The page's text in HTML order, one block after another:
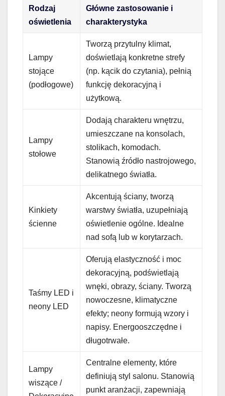
Rodzaj
oświetlenia
Główne zastosowanie i
charakterystyka
Lampy
stojące
(podłogowe)
Tworzą przytulny klimat,
doświetlają konkretne strefy
(np. kącik do czytania), pełnią
funkcję dekoracyjną i
użytkową.
Lampy
stołowe
Dodają charakteru wnętrzu,
umieszczane na konsolach,
stolikach, komodach.
Stanowią źródło nastrojowego,
delikatnego światła.
Kinkiety
ścienne
Akcentują ściany, tworzą
warstwy światła, uzupełniają
oświetlenie ogólne. Idealne
nad sofą lub w korytarzach.
Taśmy LED i
neony LED
Oferują elastyczność i moc
dekoracyjną, podświetlają
wnęki, obrazy, ściany. Tworzą
nowoczesne, klimatyczne
efekty; neony formują wzory i
napisy. Energooszczędne i
długotrwałe.
Lampy
wiszące /
Centralne elementy, które
definiują styl salonu. Stanowią
punkt aranżacji, zapewniają